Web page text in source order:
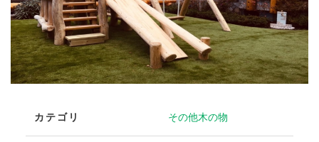
カテゴリ その他木の物